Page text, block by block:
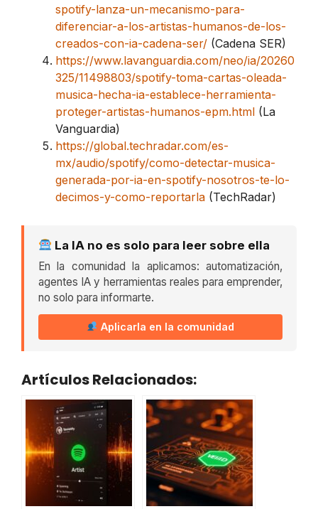
spotify-lanza-un-mecanismo-para-
diferenciar-a-los-artistas-humanos-de-los-
creados-con-ia-cadena-ser/ (Cadena SER)
https://www.lavanguardia.com/neo/ia/20260
325/11498803/spotify-toma-cartas-oleada-
musica-hecha-ia-establece-herramienta-
proteger-artistas-humanos-epm.html (La
Vanguardia)
https://global.techradar.com/es-
mx/audio/spotify/como-detectar-musica-
generada-por-ia-en-spotify-nosotros-te-lo-
decimos-y-como-reportarla (TechRadar)
La IA no es solo para leer sobre ella
En la comunidad la aplicamos: automatización,
agentes IA y herramientas reales para emprender,
no solo para informarte.
Aplicarla en la comunidad
Artículos Relacionados: